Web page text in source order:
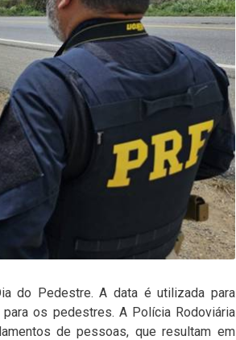
do Pedestre. A data é utilizada para
os pedestres. A Polícia Rodoviária
de pessoas, que resultam em